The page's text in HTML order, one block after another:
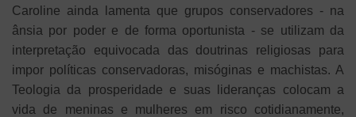
Caroline ainda lamenta que grupos conservadores - na
ânsia por poder e de forma oportunista - se utilizam da
interpretação equivocada das doutrinas religiosas para
impor políticas conservadoras, misóginas e machistas. A
Teologia da prosperidade e suas lideranças colocam a
vida de meninas e mulheres em risco cotidianamente,